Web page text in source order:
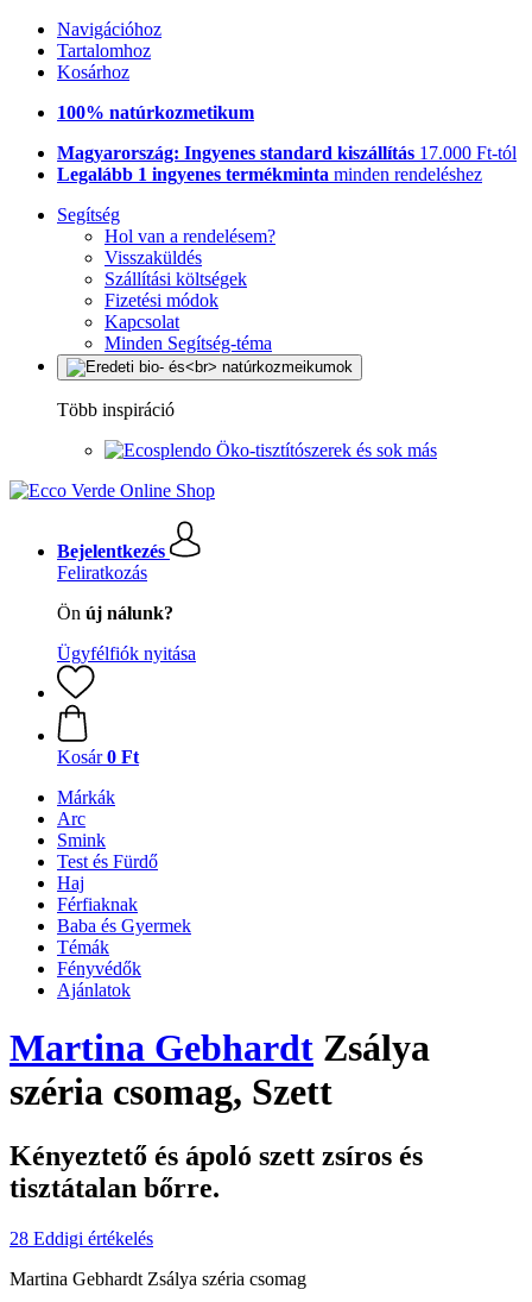
Navigációhoz
Tartalomhoz
Kosárhoz
100% natúrkozmetikum
Magyarország: Ingyenes standard kiszállítás 17.000 Ft-tól
Legalább 1 ingyenes termékminta minden rendeléshez
Segítség
Hol van a rendelésem?
Visszaküldés
Szállítási költségek
Fizetési módok
Kapcsolat
Minden Segítség-téma
Több inspiráció
Öko-tisztítószerek és sok más
Bejelentkezés
Feliratkozás
Ön új nálunk?
Ügyfélfiók nyitása
Kosár 0 Ft
Márkák
Arc
Smink
Test és Fürdő
Haj
Férfiaknak
Baba és Gyermek
Témák
Fényvédők
Ajánlatok
Martina Gebhardt Zsálya
széria csomag, Szett
Kényeztető és ápoló szett zsíros és
tisztátalan bőrre.
28 Eddigi értékelés
Martina Gebhardt Zsálya széria csomag